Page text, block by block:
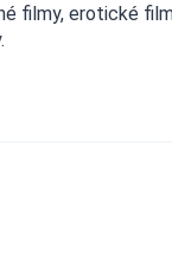
filmy, erotické